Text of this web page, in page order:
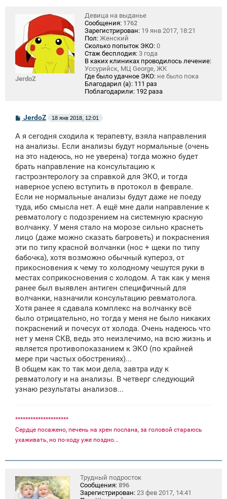
JerdoZ
Девица на выданье
Сообщения: 1762
Зарегистрирован: 19 янв 2017, 18:21
Пол: Женский
Сколько попыток ЭКО: 0
Стаж бесплодия: 3 года
В каких клиниках проводилось лечение:
Уссурийск, МЦ George, ЖК
Где было удачное ЭКО: не было пока
Благодарил (а): 111 раз
Поблагодарили: 192 раза
б
щ
н
и
JerdoZ 18 янв 2018, 12:01
А я сегодня сходила к терапевту, взяла направления
на анализы. Если анализы будут нормальные (очень
на это надеюсь, но не уверена) тогда можно будет
брать направление на консультацию к
гастроэнтерологу за справкой для ЭКО, и тогда
наверное успею вступить в протокол в феврале.
Если не нормальные анализы будут даже не поеду
туда, ибо смысла нет. А ещё мне дали направление к
ревматологу с подозрением на системную красную
волчанку. У меня стало на морозе сильно краснеть
лицо (даже можно сказать багроветь) и покраснения
эти по типу красной волчанки (нос + щеки по типу
бабочка), хотя возможно обычный купероз, от
прикосновения к чему то холодному чешутся руки в
местах соприкосновения с холодом. А так как у меня
ранее был выявлен антиген специфичный для
волчанки, назначили консультацию ревматолога.
Хотя ранее я сдавала комплекс на волчанку всё
было отрицательно, но тогда у меня не было никаких
покраснений и почесух от холода. Очень надеюсь что
нет у меня СКВ, ведь это неизлечимо, на всю жизнь и
является противопоказанием к ЭКО (по крайней
мере при частых обострениях)...
В общем как то так мои дела, завтра иду к
ревматологу и на анализы. В четверг следующий
узнаю результаты анализов...
*********************
Сердце посажено, печень на хрен послана, за головой стараюсь
ухаживать, но по-ходу уже поздно...
Трудный подросток
Сообщения: 896
Зарегистрирован: 23 фев 2017, 14:41